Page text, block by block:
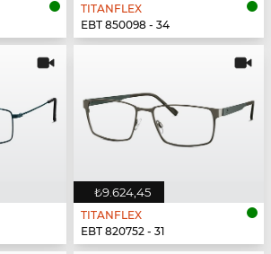
TITANFLEX
EBT 850098 - 34
₺9.624,45
TITANFLEX
EBT 820752 - 31